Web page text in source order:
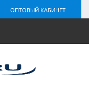
ОПТОВЫЙ КАБИНЕТ